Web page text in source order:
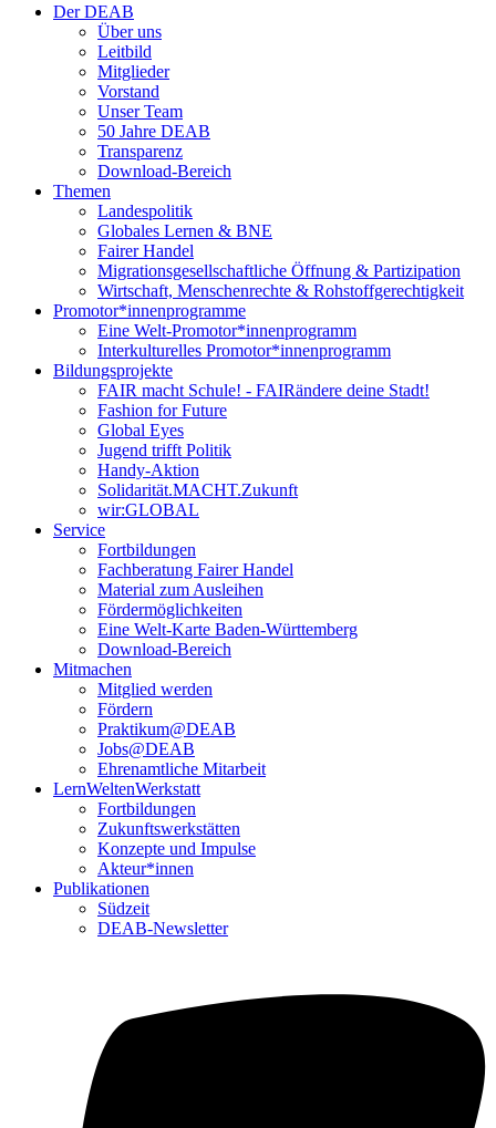
Der DEAB
Über uns
Leitbild
Mitglieder
Vorstand
Unser Team
50 Jahre DEAB
Transparenz
Download-Bereich
Themen
Landespolitik
Globales Lernen & BNE
Fairer Handel
Migrationsgesellschaftliche Öffnung & Partizipation
Wirtschaft, Menschenrechte & Rohstoffgerechtigkeit
Promotor*innen­programme
Eine Welt-Promotor*innenprogramm
Interkulturelles Promotor*innenprogramm
Bildungsprojekte
FAIR macht Schule! - FAIRändere deine Stadt!
Fashion for Future
Global Eyes
Jugend trifft Politik
Handy-Aktion
Solidarität.MACHT.Zukunft
wir:GLOBAL
Service
Fortbildungen
Fachberatung Fairer Handel
Material zum Ausleihen
Fördermöglichkeiten
Eine Welt-Karte Baden-Württemberg
Download-Bereich
Mitmachen
Mitglied werden
Fördern
Praktikum@DEAB
Jobs@DEAB
Ehrenamtliche Mitarbeit
LernWeltenWerkstatt
Fortbildungen
Zukunftswerkstätten
Konzepte und Impulse
Akteur*innen
Publikationen
Südzeit
DEAB-Newsletter